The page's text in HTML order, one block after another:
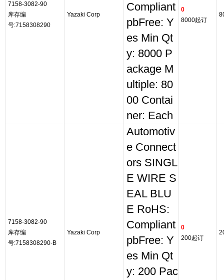
7158-3082-90
库存编
号:7158308290
Yazaki Corp
Compliant
pbFree: Y
es Min Qt
y: 8000 P
ackage M
ultiple: 80
00 Contai
ner: Each
0
8000起订
7158-3082-90
库存编
号:7158308290-B
Yazaki Corp
Automotiv
e Connect
ors SINGL
E WIRE S
EAL BLU
E RoHS:
Compliant
pbFree: Y
es Min Qt
y: 200 Pac
0
200起订